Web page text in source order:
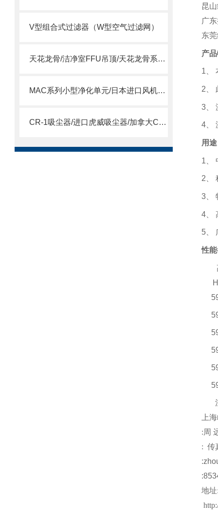
V型组合式过滤器（W型空气过滤网）
天花龙骨/洁净室FFU吊顶/天花龙骨系统/ffu龙骨
MAC系列小型净化单元/日本进口风机单元/MAC风机
CR-1吸尘器/进口虎威吸尘器/加拿大CR-1吸尘器
昆
广
东
产
1
2
3
4
用
1
2
3
4
5
性
上海
:周
: 传
:
地址